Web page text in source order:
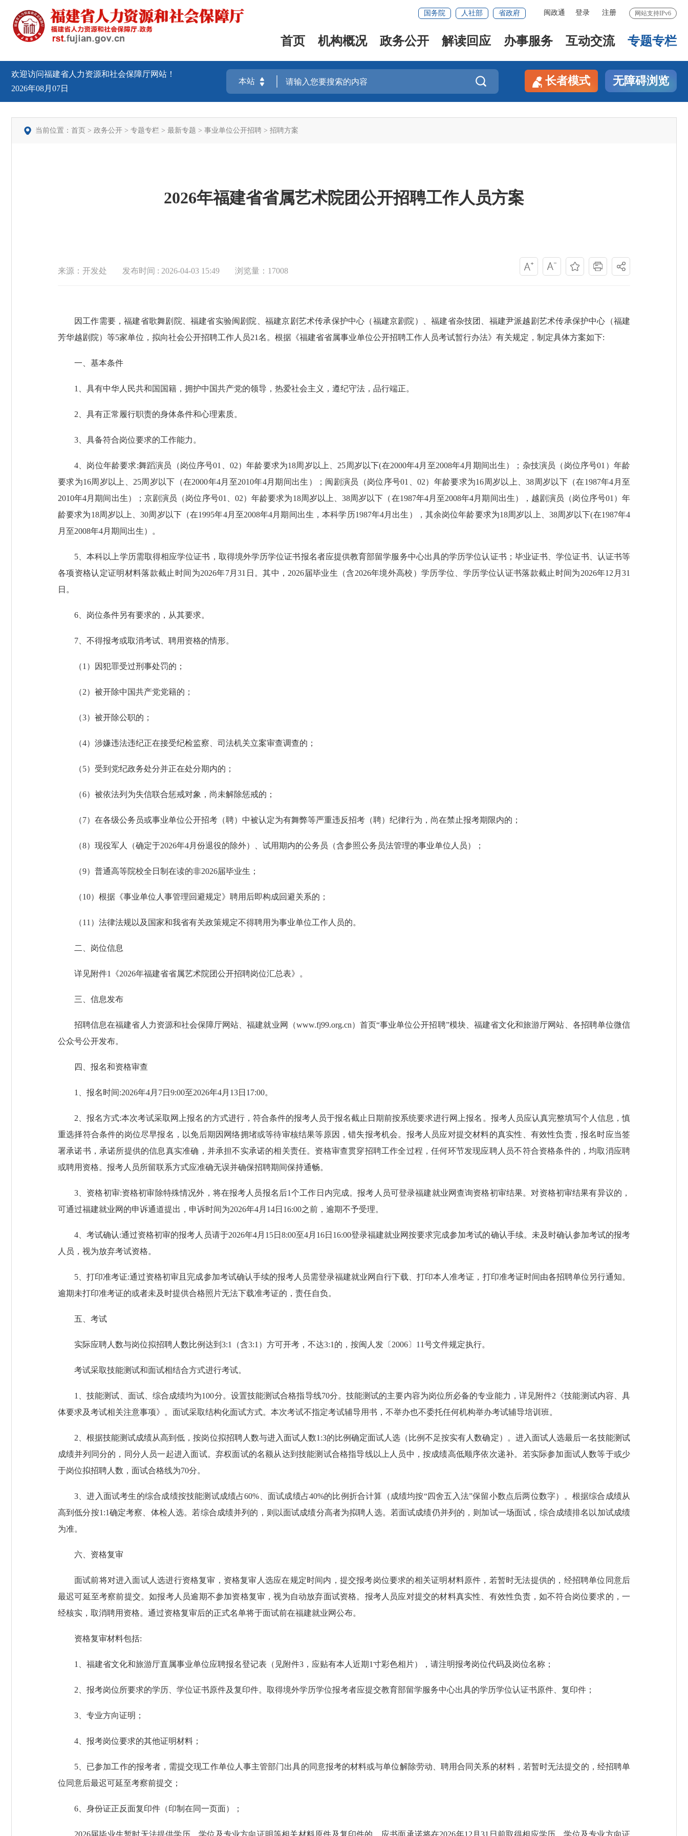
网站支持IPv6
闽政通 登录 注册
国务院 人社部 省政府
首页 机构概况 政务公开 解读回应 办事服务 互动交流 专题专栏
欢迎访问福建省人力资源和社会保障厅网站！
2026年08月07日
 长者模式 无障碍浏览
当前位置： 首页 > 政务公开 > 专题专栏 > 最新专题 > 事业单位公开招聘 > 招聘方案
2026年福建省省属艺术院团公开招聘工作人员方案
来源：开发处 发布时间 : 2026-04-03 15:49 浏览量：17008
因工作需要，福建省歌舞剧院、福建省实验闽剧院、福建京剧艺术传承保护中心（福建京剧院）、福建省杂技团、福建尹派越剧艺术传承保护中心（福建
芳华越剧院）等5家单位，拟向社会公开招聘工作人员21名。根据《福建省省属事业单位公开招聘工作人员考试暂行办法》有关规定，制定具体方案如下:
一、基本条件
1、具有中华人民共和国国籍，拥护中国共产党的领导，热爱社会主义，遵纪守法，品行端正。
2、具有正常履行职责的身体条件和心理素质。
3、具备符合岗位要求的工作能力。
4、岗位年龄要求:舞蹈演员（岗位序号01、02）年龄要求为18周岁以上、25周岁以下(在2000年4月至2008年4月期间出生）；杂技演员（岗位序号01）年龄
要求为16周岁以上、25周岁以下（在2000年4月至2010年4月期间出生）；闽剧演员（岗位序号01、02）年龄要求为16周岁以上、38周岁以下（在1987年4月至
2010年4月期间出生）；京剧演员（岗位序号01、02）年龄要求为18周岁以上、38周岁以下（在1987年4月至2008年4月期间出生），越剧演员（岗位序号01）年
龄要求为18周岁以上、30周岁以下（在1995年4月至2008年4月期间出生，本科学历1987年4月出生），其余岗位年龄要求为18周岁以上、38周岁以下(在1987年4
月至2008年4月期间出生）。
5、本科以上学历需取得相应学位证书，取得境外学历学位证书报名者应提供教育部留学服务中心出具的学历学位认证书；毕业证书、学位证书、认证书等
各项资格认定证明材料落款截止时间为2026年7月31日。其中，2026届毕业生（含2026年境外高校）学历学位、学历学位认证书落款截止时间为2026年12月31
日。
6、岗位条件另有要求的，从其要求。
7、不得报考或取消考试、聘用资格的情形。
（1）因犯罪受过刑事处罚的；
（2）被开除中国共产党党籍的；
（3）被开除公职的；
（4）涉嫌违法违纪正在接受纪检监察、司法机关立案审查调查的；
（5）受到党纪政务处分并正在处分期内的；
（6）被依法列为失信联合惩戒对象，尚未解除惩戒的；
（7）在各级公务员或事业单位公开招考（聘）中被认定为有舞弊等严重违反招考（聘）纪律行为，尚在禁止报考期限内的；
（8）现役军人（确定于2026年4月份退役的除外）、试用期内的公务员（含参照公务员法管理的事业单位人员）；
（9）普通高等院校全日制在读的非2026届毕业生；
（10）根据《事业单位人事管理回避规定》聘用后即构成回避关系的；
（11）法律法规以及国家和我省有关政策规定不得聘用为事业单位工作人员的。
二、岗位信息
详见附件1《2026年福建省省属艺术院团公开招聘岗位汇总表》。
三、信息发布
招聘信息在福建省人力资源和社会保障厅网站、福建就业网（www.fj99.org.cn）首页“事业单位公开招聘”模块、福建省文化和旅游厅网站、各招聘单位微信
公众号公开发布。
四、报名和资格审查
1、报名时间:2026年4月7日9:00至2026年4月13日17:00。
2、报名方式:本次考试采取网上报名的方式进行，符合条件的报考人员于报名截止日期前按系统要求进行网上报名。报考人员应认真完整填写个人信息，慎
重选择符合条件的岗位尽早报名，以免后期因网络拥堵或等待审核结果等原因，错失报考机会。报考人员应对提交材料的真实性、有效性负责，报名时应当签
署承诺书，承诺所提供的信息真实准确，并承担不实承诺的相关责任。资格审查贯穿招聘工作全过程，任何环节发现应聘人员不符合资格条件的，均取消应聘
或聘用资格。报考人员所留联系方式应准确无误并确保招聘期间保持通畅。
3、资格初审:资格初审除特殊情况外，将在报考人员报名后1个工作日内完成。报考人员可登录福建就业网查询资格初审结果。对资格初审结果有异议的，
可通过福建就业网的申诉通道提出，申诉时间为2026年4月14日16:00之前，逾期不予受理。
4、考试确认:通过资格初审的报考人员请于2026年4月15日8:00至4月16日16:00登录福建就业网按要求完成参加考试的确认手续。未及时确认参加考试的报考
人员，视为放弃考试资格。
5、打印准考证:通过资格初审且完成参加考试确认手续的报考人员需登录福建就业网自行下载、打印本人准考证，打印准考证时间由各招聘单位另行通知。
逾期未打印准考证的或者未及时提供合格照片无法下载准考证的，责任自负。
五、考试
实际应聘人数与岗位拟招聘人数比例达到3:1（含3:1）方可开考，不达3:1的，按闽人发〔2006〕11号文件规定执行。
考试采取技能测试和面试相结合方式进行考试。
1、技能测试、面试、综合成绩均为100分。设置技能测试合格指导线70分。技能测试的主要内容为岗位所必备的专业能力，详见附件2《技能测试内容、具
体要求及考试相关注意事项》。面试采取结构化面试方式。本次考试不指定考试辅导用书，不举办也不委托任何机构举办考试辅导培训班。
2、根据技能测试成绩从高到低，按岗位拟招聘人数与进入面试人数1:3的比例确定面试人选（比例不足按实有人数确定）。进入面试人选最后一名技能测试
成绩并列同分的，同分人员一起进入面试。弃权面试的名额从达到技能测试合格指导线以上人员中，按成绩高低顺序依次递补。若实际参加面试人数等于或少
于岗位拟招聘人数，面试合格线为70分。
3、进入面试考生的综合成绩按技能测试成绩占60%、面试成绩占40%的比例折合计算（成绩均按“四舍五入法”保留小数点后两位数字）。根据综合成绩从
高到低分按1:1确定考察、体检人选。若综合成绩并列的，则以面试成绩分高者为拟聘人选。若面试成绩仍并列的，则加试一场面试，综合成绩排名以加试成绩
为准。
六、资格复审
面试前将对进入面试人选进行资格复审，资格复审人选应在规定时间内，提交报考岗位要求的相关证明材料原件，若暂时无法提供的，经招聘单位同意后
最迟可延至考察前提交。如报考人员逾期不参加资格复审，视为自动放弃面试资格。报考人员应对提交的材料真实性、有效性负责，如不符合岗位要求的，一
经核实，取消聘用资格。通过资格复审后的正式名单将于面试前在福建就业网公布。
资格复审材料包括:
1、福建省文化和旅游厅直属事业单位应聘报名登记表（见附件3，应贴有本人近期1寸彩色相片），请注明报考岗位代码及岗位名称；
2、报考岗位所要求的学历、学位证书原件及复印件。取得境外学历学位报考者应提交教育部留学服务中心出具的学历学位认证书原件、复印件；
3、专业方向证明；
4、报考岗位要求的其他证明材料；
5、已参加工作的报考者，需提交现工作单位人事主管部门出具的同意报考的材料或与单位解除劳动、聘用合同关系的材料，若暂时无法提交的，经招聘单
位同意后最迟可延至考察前提交；
6、身份证正反面复印件（印制在同一页面）；
2026届毕业生暂时无法提供学历、学位及专业方向证明等相关材料原件及复印件的，应书面承诺将在2026年12月31日前取得相应学历、学位及专业方向证